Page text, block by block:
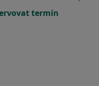
termín